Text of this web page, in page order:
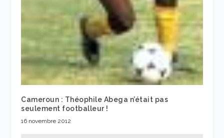
Cameroun : Théophile Abega n’était pas
seulement footballeur !
16 novembre 2012